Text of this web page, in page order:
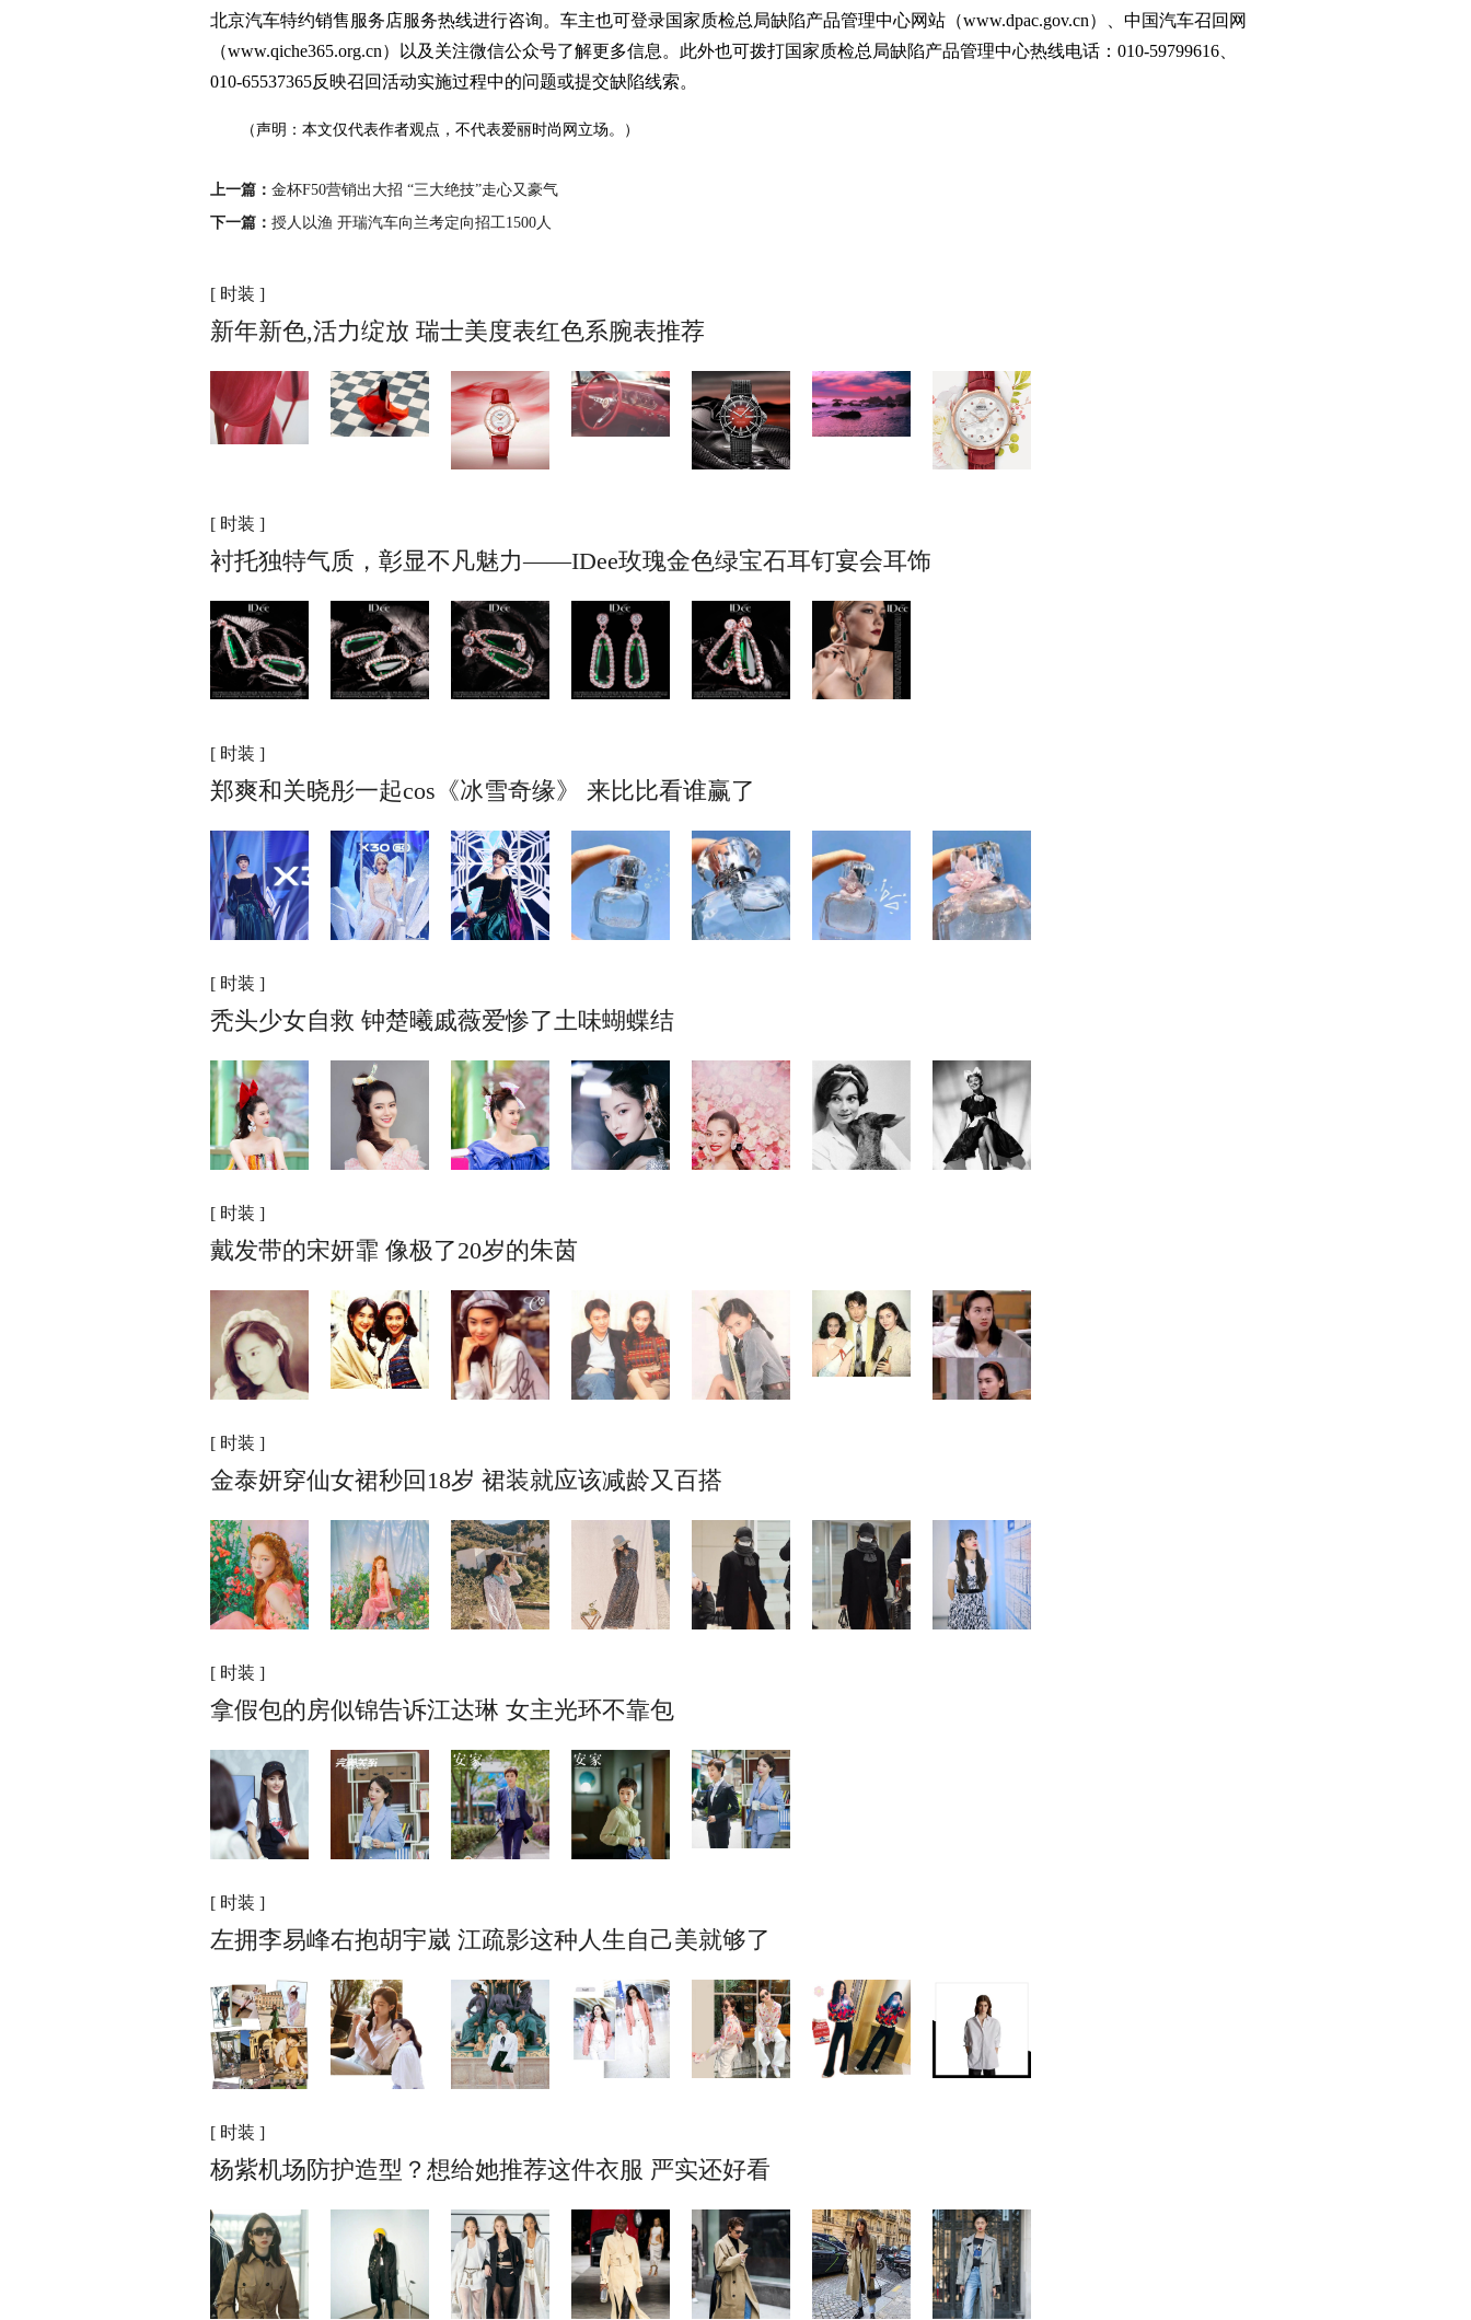
北京汽车特约销售服务店服务热线进行咨询。车主也可登录国家质检总局缺陷产品管理中心网站（www.dpac.gov.cn）、中国汽车召回网
（www.qiche365.org.cn）以及关注微信公众号了解更多信息。此外也可拨打国家质检总局缺陷产品管理中心热线电话：010-59799616、
010-65537365反映召回活动实施过程中的问题或提交缺陷线索。
（声明：本文仅代表作者观点，不代表爱丽时尚网立场。）
上一篇： 金杯F50营销出大招 “三大绝技”走心又豪气
下一篇： 授人以渔 开瑞汽车向兰考定向招工1500人
[ 时装 ]
新年新色,活力绽放 瑞士美度表红色系腕表推荐
[ 时装 ]
衬托独特气质，彰显不凡魅力——IDee玫瑰金色绿宝石耳钉宴会耳饰
[ 时装 ]
郑爽和关晓彤一起cos《冰雪奇缘》 来比比看谁赢了
[ 时装 ]
秃头少女自救 钟楚曦戚薇爱惨了土味蝴蝶结
[ 时装 ]
戴发带的宋妍霏 像极了20岁的朱茵
[ 时装 ]
金泰妍穿仙女裙秒回18岁 裙装就应该减龄又百搭
[ 时装 ]
拿假包的房似锦告诉江达琳 女主光环不靠包
[ 时装 ]
左拥李易峰右抱胡宇崴 江疏影这种人生自己美就够了
[ 时装 ]
杨紫机场防护造型？想给她推荐这件衣服 严实还好看